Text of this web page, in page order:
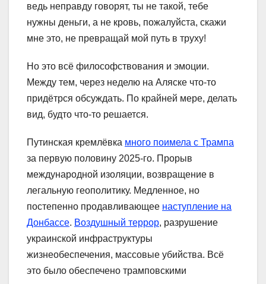
ведь неправду говорят, ты не такой, тебе
нужны деньги, а не кровь, пожалуйста, скажи
мне это, не превращай мой путь в труху!
Но это всё философствования и эмоции.
Между тем, через неделю на Аляске что-то
придётрся обсуждать. По крайней мере, делать
вид, будто что-то решается.
Путинская кремлёвка много поимела с Трампа
за первую половину 2025-го. Прорыв
международной изоляции, возвращение в
легальную геополитику. Медленное, но
постепенно продавливающее наступление на
Донбассе. Воздушный террор, разрушение
украинской инфраструктуры
жизнеобеспечения, массовые убийства. Всё
это было обеспечено трамповскими